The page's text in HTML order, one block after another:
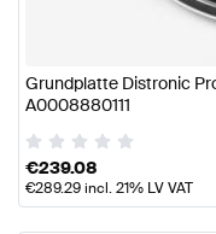
Grundplatte Distronic
A0008880111
€239.08
€289.29incl. 21% LV VAT